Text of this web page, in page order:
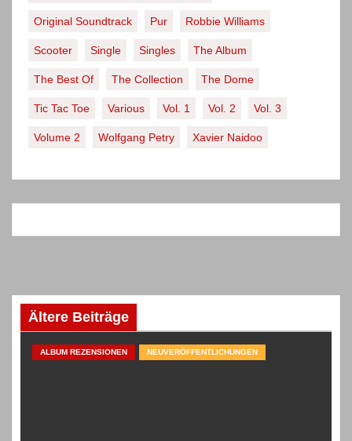
Original Soundtrack Pur Robbie Williams
Scooter Single Singles The Album
The Best Of The Collection The Dome
Tic Tac Toe Various Vol. 1 Vol. 2 Vol. 3
Volume 2 Wolfgang Petry Xavier Naidoo
Ältere Beiträge
ALBUM REZENSIONEN NEUVERÖFFENTLICHUNGEN